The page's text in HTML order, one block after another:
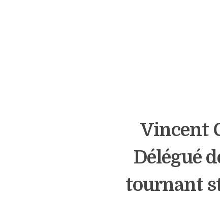
Vincent
Délégué
tournant